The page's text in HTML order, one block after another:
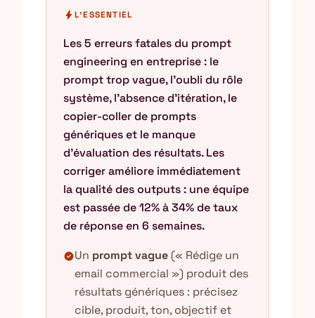
boltL'ESSENTIEL
Les 5 erreurs fatales du prompt
engineering en entreprise : le
prompt trop vague, l'oubli du rôle
système, l'absence d'itération, le
copier-coller de prompts
génériques et le manque
d'évaluation des résultats. Les
corriger améliore immédiatement
la qualité des outputs : une équipe
est passée de 12% à 34% de taux
de réponse en 6 semaines.
check_circleUn prompt vague (« Rédige un
email commercial ») produit des
résultats génériques : précisez
cible, produit, ton, objectif et